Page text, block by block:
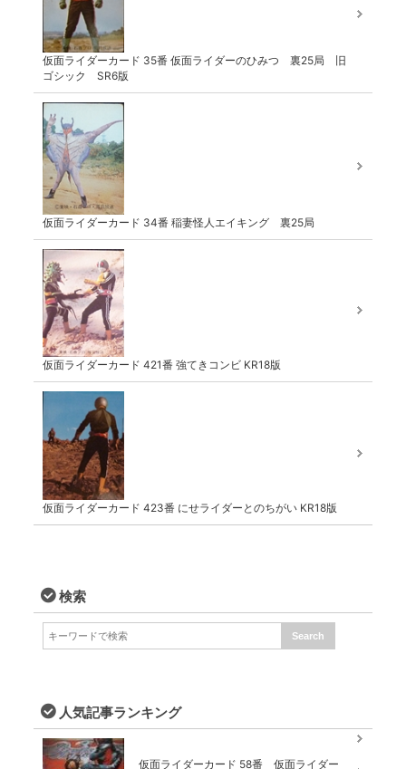
仮面ライダーカード 35番 仮面ライダーのひみつ 裏25局 旧
ゴシック SR6版
仮面ライダーカード 34番 稲妻怪人エイキング 裏25局
仮面ライダーカード 421番 強てきコンビ KR18版
仮面ライダーカード 423番 にせライダーとのちがい KR18版
検索
人気記事ランキング
仮面ライダーカード 58番 仮面ライダー